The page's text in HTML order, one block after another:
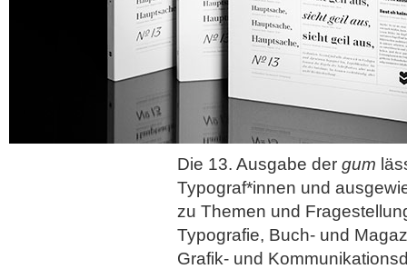
Die 13. Ausgabe der gum
Typograf*innen und
zu Themen und
Typografie, Buch- und
Grafik- und